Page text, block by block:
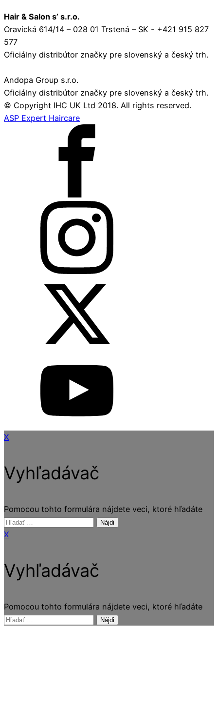
Hair & Salon s’ s.r.o.
Oravická 614/14 – 028 01 Trstená – SK - +421 915 827
577
Oficiálny distribútor značky pre slovenský a český trh.
Andopa Group s.r.o.
Oficiálny distribútor značky pre slovenský a český trh.
© Copyright IHC UK Ltd 2018. All rights reserved.
ASP Expert Haircare
X
Vyhľadávač
Pomocou tohto formulára nájdete veci, ktoré hľadáte
Hľadať:
X
Vyhľadávač
Pomocou tohto formulára nájdete veci, ktoré hľadáte
Hľadať: